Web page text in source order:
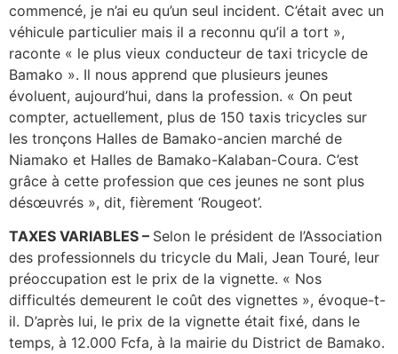
commencé, je n’ai eu qu’un seul incident. C’était avec un
véhicule particulier mais il a reconnu qu’il a tort »,
raconte « le plus vieux conducteur de taxi tricycle de
Bamako ». Il nous apprend que plusieurs jeunes
évoluent, aujourd’hui, dans la profession. « On peut
compter, actuellement, plus de 150 taxis tricycles sur
les tronçons Halles de Bamako-ancien marché de
Niamako et Halles de Bamako-Kalaban-Coura. C’est
grâce à cette profession que ces jeunes ne sont plus
désœuvrés », dit, fièrement ‘Rougeot’.
TAXES VARIABLES – Selon le président de l’Association
des professionnels du tricycle du Mali, Jean Touré, leur
préoccupation est le prix de la vignette. « Nos
difficultés demeurent le coût des vignettes », évoque-t-
il. D’après lui, le prix de la vignette était fixé, dans le
temps, à 12.000 Fcfa, à la mairie du District de Bamako.